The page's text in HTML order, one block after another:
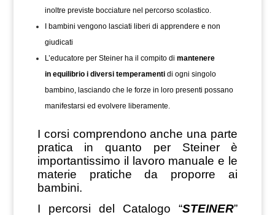
inoltre previste bocciature nel percorso scolastico.
I bambini vengono lasciati liberi di apprendere e non
giudicati
L’educatore per Steiner ha il compito di mantenere
in equilibrio i diversi temperamentidi ogni singolo
bambino, lasciando che le forze in loro presenti possano
manifestarsi ed evolvere liberamente.
I corsi comprendono anche una parte
pratica in quanto per Steiner è
importantissimo il lavoro manuale e le
materie pratiche da proporre ai
bambini.
I percorsi del Catalogo “STEINER”